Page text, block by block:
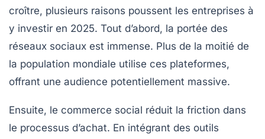
croître, plusieurs raisons poussent les entreprises à
y investir en 2025. Tout d’abord, la portée des
réseaux sociaux est immense. Plus de la moitié de
la population mondiale utilise ces plateformes,
offrant une audience potentiellement massive.
Ensuite, le commerce social réduit la friction dans
le processus d’achat. En intégrant des outils